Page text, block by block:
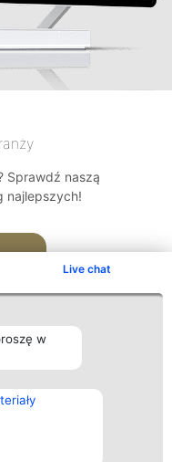
Live chat
w
Sprawdź naszą
najlepszych!
Kontakt
Kontakt